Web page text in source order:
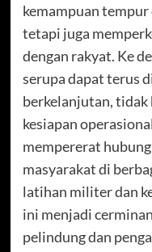
kemampuan
tetapi juga
dengan rakyat. Ke
serupa dapat terus
berkelanjutan,
kesiapan
mempererat
masyarakat di
latihan militer dan
ini menjadi
pelindung dan